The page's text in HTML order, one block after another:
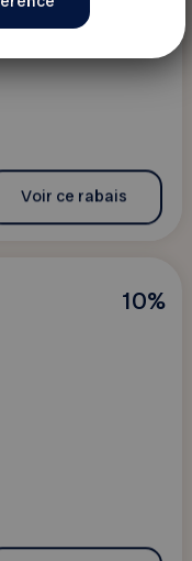
Voir ce rabais
10%